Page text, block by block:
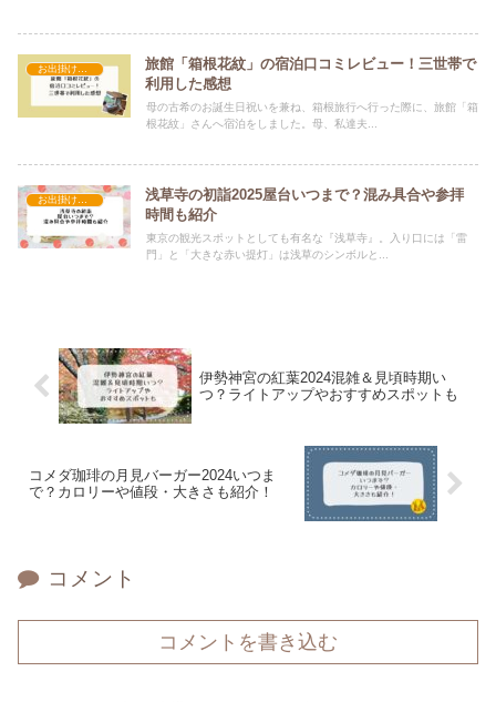
旅館「箱根花紋」の宿泊口コミレビュー！三世帯で
利用した感想
母の古希のお誕生日祝いを兼ね、箱根旅行へ行った際に、旅館「箱
根花紋」さんへ宿泊をしました。母、私達夫...
浅草寺の初詣2025屋台いつまで？混み具合や参拝
時間も紹介
東京の観光スポットとしても有名な『浅草寺』。入り口には「雷
門」と「大きな赤い提灯」は浅草のシンボルと...
伊勢神宮の紅葉2024混雑＆見頃時期い
つ？ライトアップやおすすめスポットも
コメダ珈琲の月見バーガー2024いつま
で？カロリーや値段・大きさも紹介！
コメント
コメントを書き込む